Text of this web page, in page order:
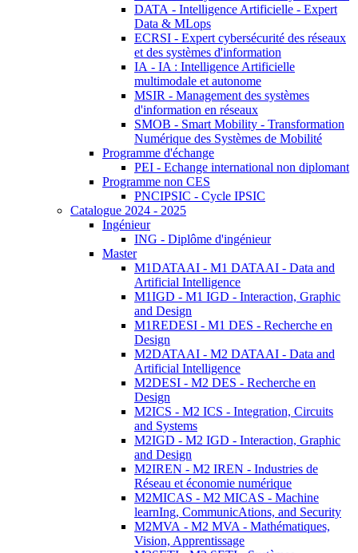
DATA - Intelligence Artificielle - Expert
Data & MLops
ECRSI - Expert cybersécurité des réseaux
et des systèmes d'information
IA - IA : Intelligence Artificielle
multimodale et autonome
MSIR - Management des systèmes
d'information en réseaux
SMOB - Smart Mobility - Transformation
Numérique des Systèmes de Mobilité
Programme d'échange
PEI - Echange international non diplomant
Programme non CES
PNCIPSIC - Cycle IPSIC
Catalogue 2024 - 2025
Ingénieur
ING - Diplôme d'ingénieur
Master
M1DATAAI - M1 DATAAI - Data and
Artificial Intelligence
M1IGD - M1 IGD - Interaction, Graphic
and Design
M1REDESI - M1 DES - Recherche en
Design
M2DATAAI - M2 DATAAI - Data and
Artificial Intelligence
M2DESI - M2 DES - Recherche en
Design
M2ICS - M2 ICS - Integration, Circuits
and Systems
M2IGD - M2 IGD - Interaction, Graphic
and Design
M2IREN - M2 IREN - Industries de
Réseau et économie numérique
M2MICAS - M2 MICAS - Machine
learnIng, CommunicAtions, and Security
M2MVA - M2 MVA - Mathématiques,
Vision, Apprentissage